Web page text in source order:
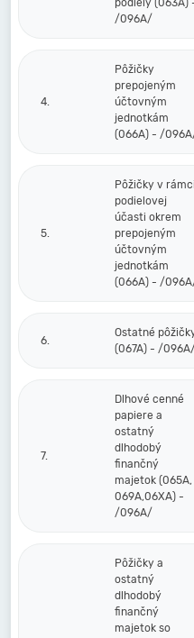
podiely (063A)
/096A/
4.
Pôžičky
prepojeným
účtovným
jednotkám
(066A) - /
5.
Pôžičky v rámci
podielovej
účasti okrem
prepojeným
účtovným
jednotkám
(066A) - /
6.
Ostatné
(067A) - /096A/
7.
Dlhové cenné
papiere a
ostatný
dlhodobý
finančný
majetok (065A,
069A,06XA) -
/096A/
Pôžičky a
ostatný
dlhodobý
finančný
majetok so